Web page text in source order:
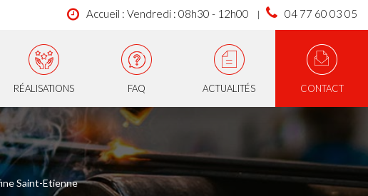
Accueil : Vendredi : 08h30 - 12h00 04 77 60 03 05
RÉALISATIONS FAQ ACTUALITÉS CONTACT
Saint-Etienne